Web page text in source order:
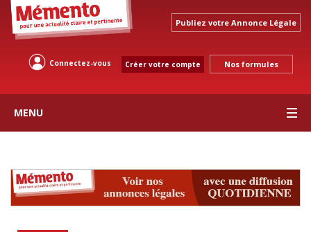
Publiez votre Annonce Légale
Connectez-vous Créer votre compte Nos formules
MENU